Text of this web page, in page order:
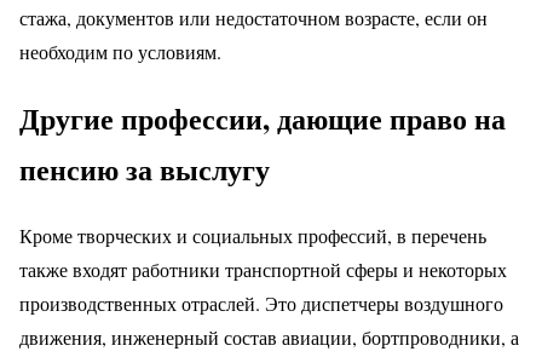
стажа, документов или недостаточном возрасте, если он
необходим по условиям.
Другие профессии, дающие право на
пенсию за выслугу
Кроме творческих и социальных профессий, в перечень
также входят работники транспортной сферы и некоторых
производственных отраслей. Это диспетчеры воздушного
движения, инженерный состав авиации, бортпроводники, а